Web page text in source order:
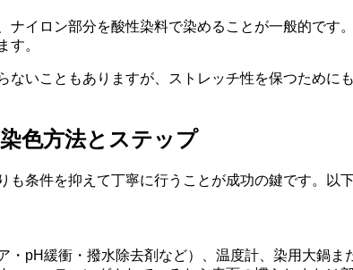
イロン部分を酸性染料で染めることが一般的です
す。
いこともありますが、ストレッチ性を保つため
色方法とステップ
条件を抑えて丁寧に行うことが成功の鍵です。以
pH緩衝・撥水除去剤など）、温度計、染用大鍋